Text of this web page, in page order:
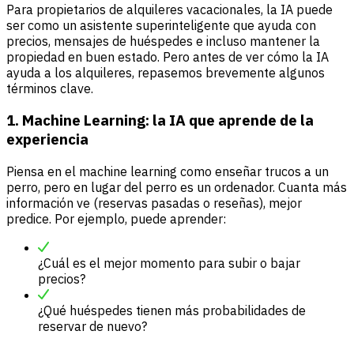
Para propietarios de alquileres vacacionales, la IA puede
ser como un asistente superinteligente que ayuda con
precios, mensajes de huéspedes e incluso mantener la
propiedad en buen estado. Pero antes de ver cómo la IA
ayuda a los alquileres, repasemos brevemente algunos
términos clave.
1. Machine Learning: la IA que aprende de la
experiencia
Piensa en el machine learning como enseñar trucos a un
perro, pero en lugar del perro es un ordenador. Cuanta más
información ve (reservas pasadas o reseñas), mejor
predice. Por ejemplo, puede aprender:
¿Cuál es el mejor momento para subir o bajar
precios?
¿Qué huéspedes tienen más probabilidades de
reservar de nuevo?